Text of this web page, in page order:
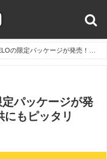
の限定パッケージが発売！ワ
パッケージが発
もピッタリ